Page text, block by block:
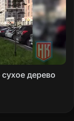
дерево